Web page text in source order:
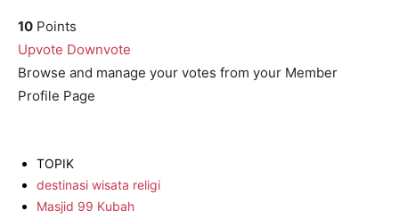
10 Points
Upvote Downvote
Browse and manage your votes from your Member
Profile Page
TOPIK
destinasi wisata religi
Masjid 99 Kubah